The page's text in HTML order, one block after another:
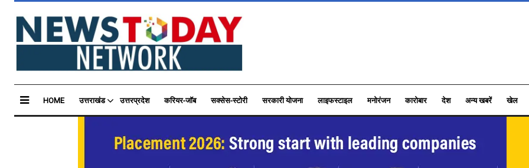
HOME उत्तराखंड उत्तरप्रदेश करियर-जॉब सक्सेस-स्टोरी सरकारी योजना लाइफस्टाइल मनोरंजन कारोबार देश अन्य खबरें खेल